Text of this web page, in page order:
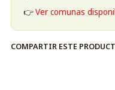
👉Ver comunas
COMPARTIR ESTE